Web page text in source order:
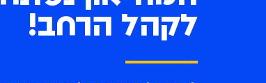
ארכיון
מגזין
לקהל הרחב!